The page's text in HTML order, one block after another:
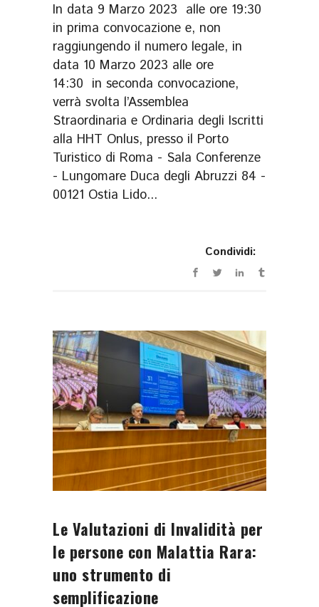
In data 9 Marzo 2023 alle ore 19:30
in prima convocazione e, non
raggiungendo il numero legale, in
data 10 Marzo 2023 alle ore
14:30 in seconda convocazione,
verrà svolta l’Assemblea
Straordinaria e Ordinaria degli Iscritti
alla HHT Onlus, presso il Porto
Turistico di Roma - Sala Conferenze
- Lungomare Duca degli Abruzzi 84 -
00121 Ostia Lido...
Condividi:
Le Valutazioni di Invalidità per
le persone con Malattia Rara:
uno strumento di
semplificazione